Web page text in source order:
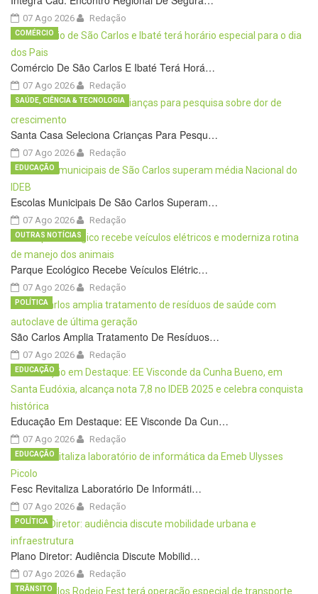
07 Ago 2026 Redação
Comércio De São Carlos E Ibaté Terá Horá…
07 Ago 2026
COMÉRCIO
Redação
Santa Casa Seleciona Crianças Para Pesqu…
07 Ago 2026
SAÚDE, CIÊNCIA & TECNOLOGIA
Redação
Escolas Municipais De São Carlos Superam…
07 Ago 2026
EDUCAÇÃO
Redação
Parque Ecológico Recebe Veículos Elétric…
07 Ago 2026
OUTRAS NOTÍCIAS
Redação
São Carlos Amplia Tratamento De Resíduos…
07 Ago 2026
POLÍTICA
Redação
Educação Em Destaque: EE Visconde Da Cun…
07 Ago 2026
EDUCAÇÃO
Redação
Fesc Revitaliza Laboratório De Informáti…
07 Ago 2026
EDUCAÇÃO
Redação
Plano Diretor: Audiência Discute Mobilid…
07 Ago 2026
POLÍTICA
Redação
TRÂNSITO